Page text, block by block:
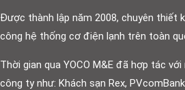
Được thành lập năm 2008, chuyên thiết
công hệ thống cơ điện lạnh trên toàn
Thời gian qua YOCO M&E đã hợp tác với
công ty như: Khách sạn Rex,